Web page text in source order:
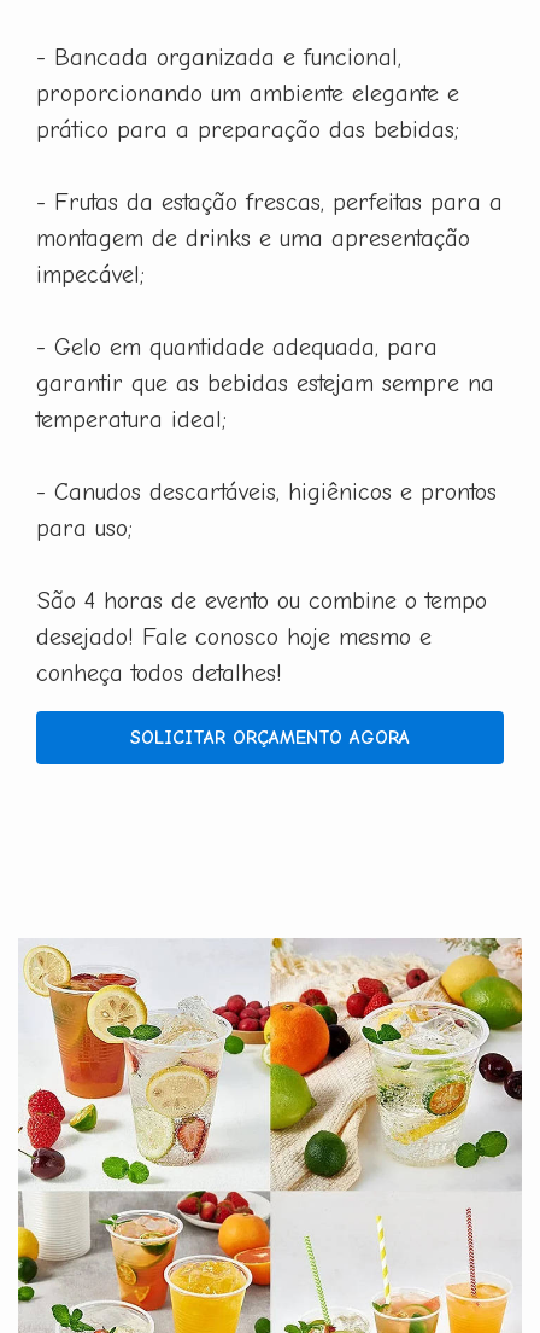
- Bancada organizada e funcional,
proporcionando um ambiente elegante e
prático para a preparação das bebidas;
- Frutas da estação frescas, perfeitas para a
montagem de drinks e uma apresentação
impecável;
- Gelo em quantidade adequada, para
garantir que as bebidas estejam sempre na
temperatura ideal;
- Canudos descartáveis, higiênicos e prontos
para uso;
São 4 horas de evento ou combine o tempo
desejado! Fale conosco hoje mesmo e
conheça todos detalhes!
SOLICITAR ORÇAMENTO AGORA